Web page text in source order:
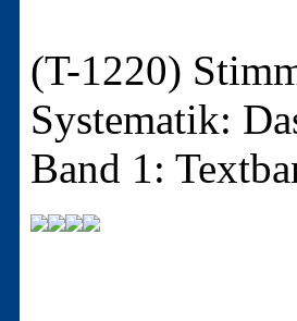
(T-1220)
Systematik:
Band 1: